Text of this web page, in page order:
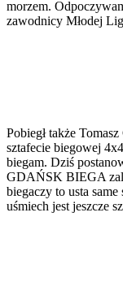
morzem.
zawodnicy Młodej
Pobiegł także
sztafecie biegowej
biegam. Dziś
GDAŃSK BIEGA
biegaczy to usta same
uśmiech jest jeszcze